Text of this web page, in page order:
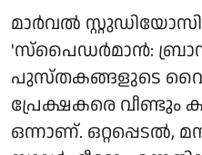
മാർവൽ
'സ്പൈഡർമാൻ:
പുസ്തകങ്ങളുടെ
പ്രേക്ഷകരെ വീണ്ടും
ഒന്നാണ്.